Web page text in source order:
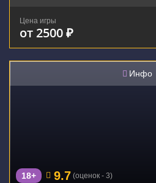
Цена игры
от 2500 ₽
Инфо
18+ 9.7 (оценок - 3)